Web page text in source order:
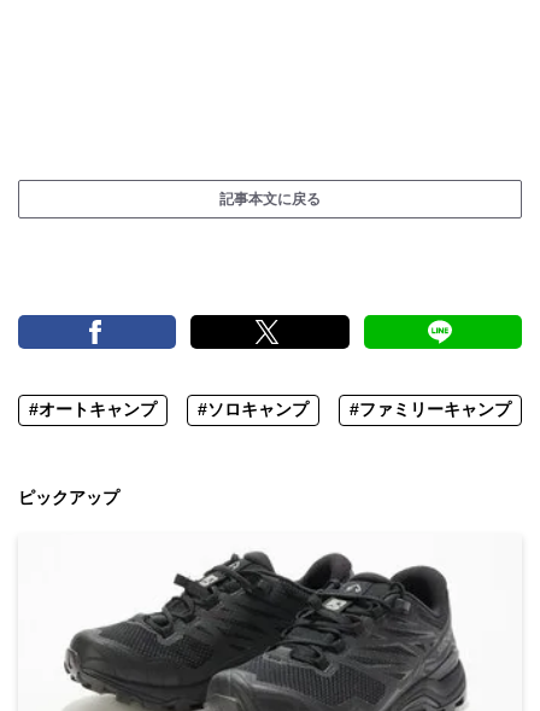
記事本文に戻る
#オートキャンプ #ソロキャンプ #ファミリーキャンプ
ピックアップ